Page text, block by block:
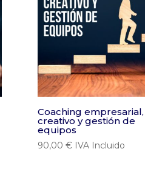
Coaching empresarial,
creativo y gestión de
equipos
90,00 € IVA Incluido